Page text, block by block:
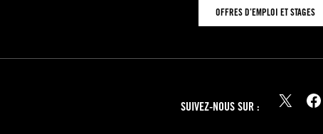
OFFRES D’EMPLOI ET STAGES
SUIVEZ-NOUS SUR : X Facebook